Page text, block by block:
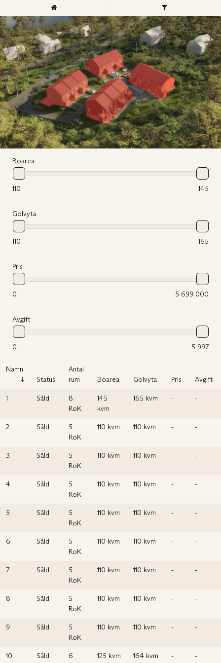
Boarea
110 145
Golvyta
110 165
Pris
0 5 699 000
Avgift
0 5 997
Namn
Status
Antal
rum
Boarea Golvyta Pris Avgift
1 Såld
8
RoK
145
kvm
165 kvm - -
2 Såld
5
RoK
110 kvm 110 kvm - -
3 Såld
5
RoK
110 kvm 110 kvm - -
4 Såld
5
RoK
110 kvm 110 kvm - -
5 Såld
5
RoK
110 kvm 110 kvm - -
6 Såld
5
RoK
110 kvm 110 kvm - -
7 Såld
5
RoK
110 kvm 110 kvm - -
8 Såld
5
RoK
110 kvm 110 kvm - -
9 Såld
5
RoK
110 kvm 110 kvm - -
10 Såld
6
125 kvm 164 kvm - -